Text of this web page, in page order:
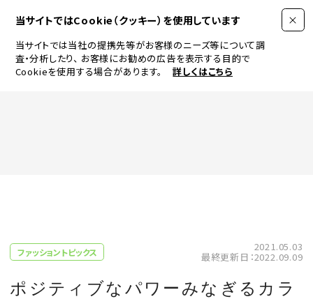
当サイトではCookie（クッキー）を使用しています
当サイトでは当社の提携先等がお客様のニーズ等について調
査・分析したり、 お客様にお勧めの広告を表示する目的で
Cookieを使用する場合があります。
詳しくはこちら
LIFESTYLE
ファッショントピックス 2021.05.03
最終更新日：2022.09.09
ポジティブなパワーみなぎるカラ